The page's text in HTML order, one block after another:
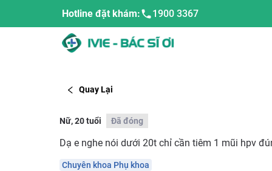
Hotline đặt khám: 1900 3367
Quay Lại
Nữ, 20 tuổi Đã đóng
Dạ e nghe nói dưới 20t chỉ cần tiêm 1 mũi hpv
Chuyên khoa Phụ khoa